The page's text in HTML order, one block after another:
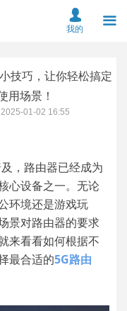
끀
넙
我的
技巧，让你轻松搞定
用场景！
2025-01-02 16:55
，路由器已经成为
心设备之一。无论
环境还是游戏玩
景对路由器的要求
来看看如何根据不
最合适的5G路由